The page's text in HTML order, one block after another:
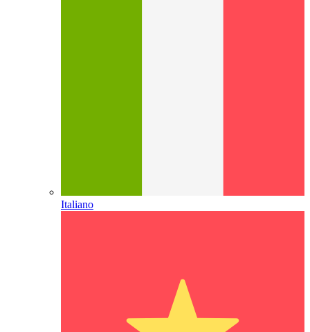
Italiano